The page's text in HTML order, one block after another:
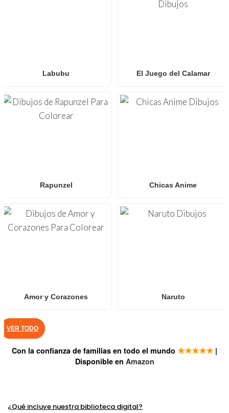
Labubu El Juego del Calamar
Rapunzel Chicas Anime
Amor y Corazones Naruto
VER TODO
Con la confianza de familias en todo el mundo ★★★★★|
Disponible en Amazon
¿Qué incluye nuestra biblioteca digital?